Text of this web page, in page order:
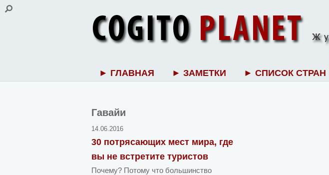
► ГЛАВНАЯ ► ЗАМЕТКИ ► СПИСОК СТРАН
Гавайи
14.06.2016
30 потрясающих мест мира, где
вы не встретите туристов
Почему? Потому что большинство